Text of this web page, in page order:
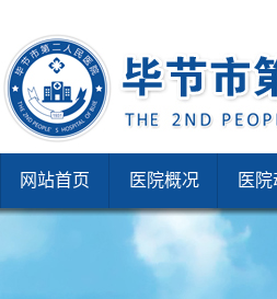
网站首页 医院概况 医